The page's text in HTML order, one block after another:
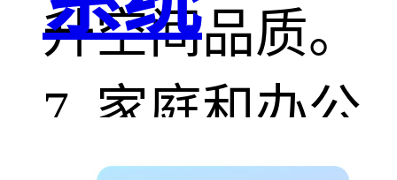
升空间品质。
7. 家庭和办公